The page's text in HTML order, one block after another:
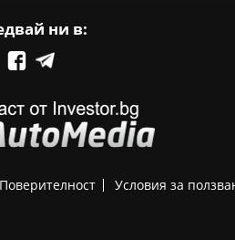
ни в:
Поверителност Условия за